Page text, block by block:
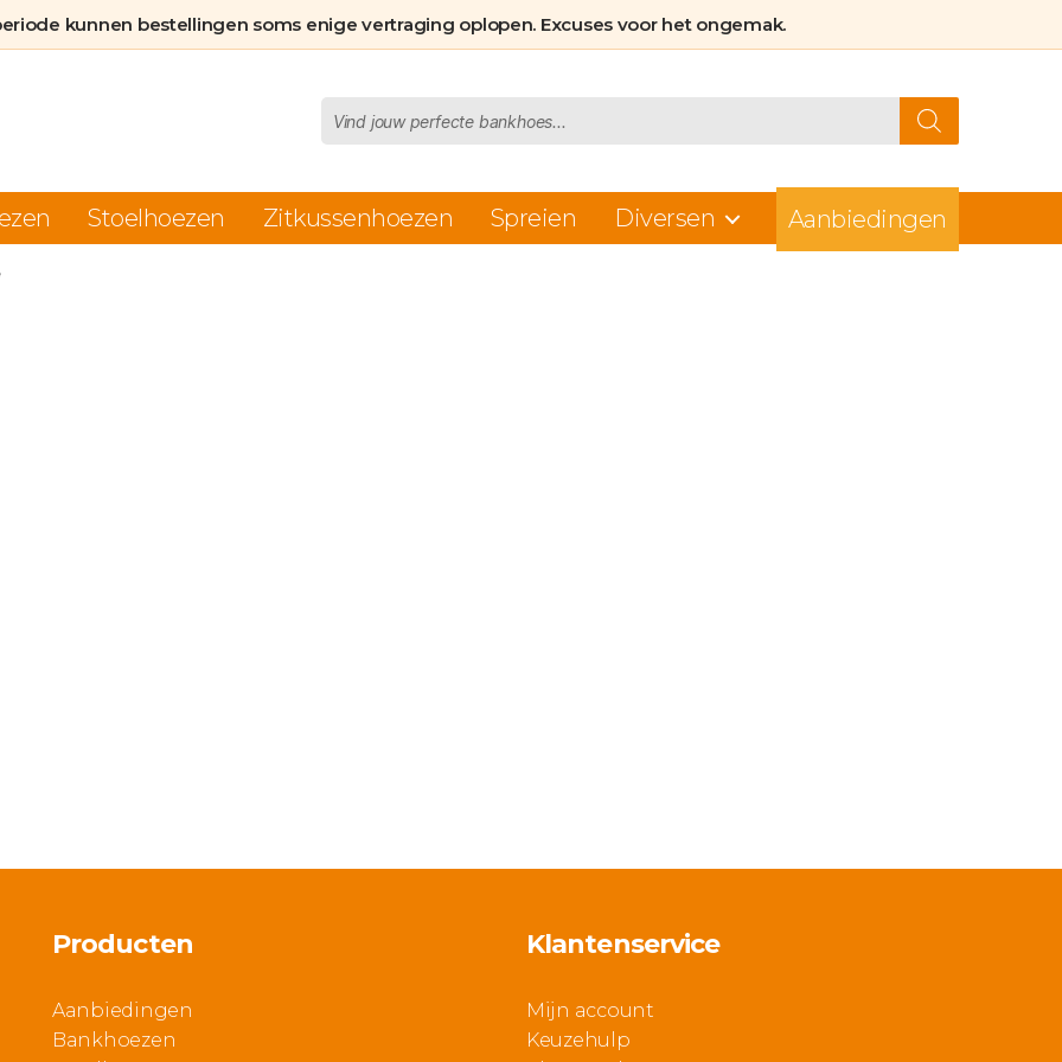
kunnen bestellingen soms enige vertraging oplopen. Excuses voor het ongemak.
zoeken
Stoelhoezen Zitkussenhoezen Spreien Diversen Aanbiedingen
Producten
Aanbiedingen
Bankhoezen
Klantenservice
Mijn account
Keuzehulp